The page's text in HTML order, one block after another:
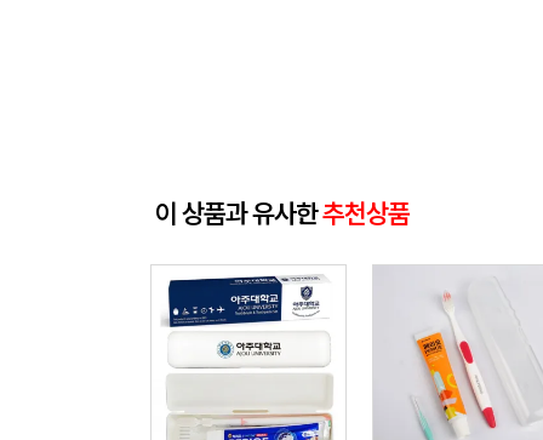
이 상품과 유사한추천상품